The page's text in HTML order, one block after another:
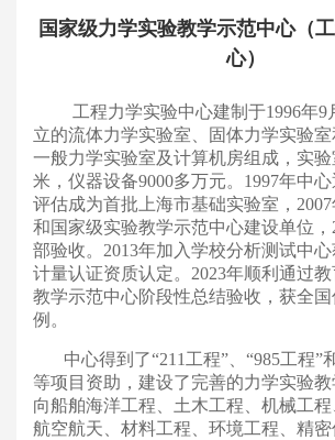
国家级力学实验教学示范中心（
心）
工程力学实验中心建制于1996年9
立的流体力学实验室、固体力学实验室
一般力学实验室及计算机房组成，实验
米，仪器设备9000多万元。1997年中
评估成为首批上海市基础实验室，
和国家级实验教学示范中心建设单位，
部验收。2013年加入学校分析测试中
计量认证资质认定。2023年顺利通过
教学示范中心阶段性总结验收，获全
例。
中心得到了“211工程”、“985工程”
等项目资助，建设了完善的力学实验教
向船舶海洋工程、土木工程、机械工程
航空航天、材料工程、环境工程、精